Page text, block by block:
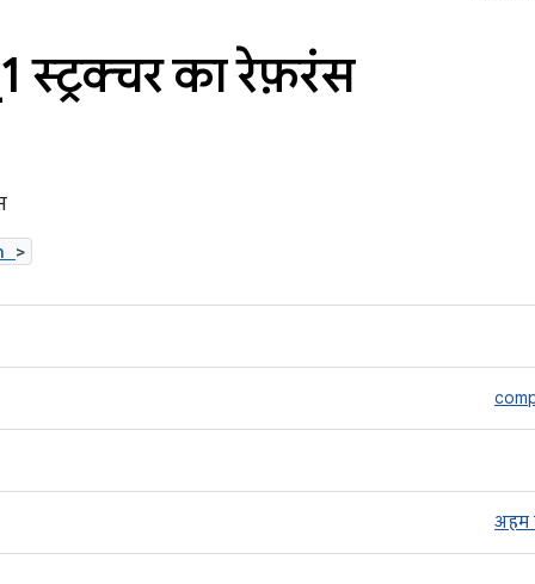
1 स्ट्रक्चर का रेफ़रंस
>
अहम